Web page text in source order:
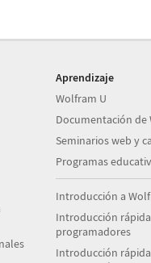
Aprendizaje
Wolfram U
Documentación de
Seminarios web y
Programas
Introducción a
Introducción
programadores
Introducción